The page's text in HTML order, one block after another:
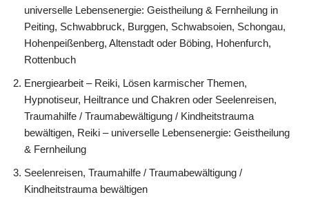
universelle Lebensenergie: Geistheilung & Fernheilung in
Peiting, Schwabbruck, Burggen, Schwabsoien, Schongau,
Hohenpeißenberg, Altenstadt oder Böbing, Hohenfurch,
Rottenbuch
Energiearbeit – Reiki, Lösen karmischer Themen,
Hypnotiseur, Heiltrance und Chakren oder Seelenreisen,
Traumahilfe / Traumabewältigung / Kindheitstrauma
bewältigen, Reiki – universelle Lebensenergie: Geistheilung
& Fernheilung
Seelenreisen, Traumahilfe / Traumabewältigung /
Kindheitstrauma bewältigen